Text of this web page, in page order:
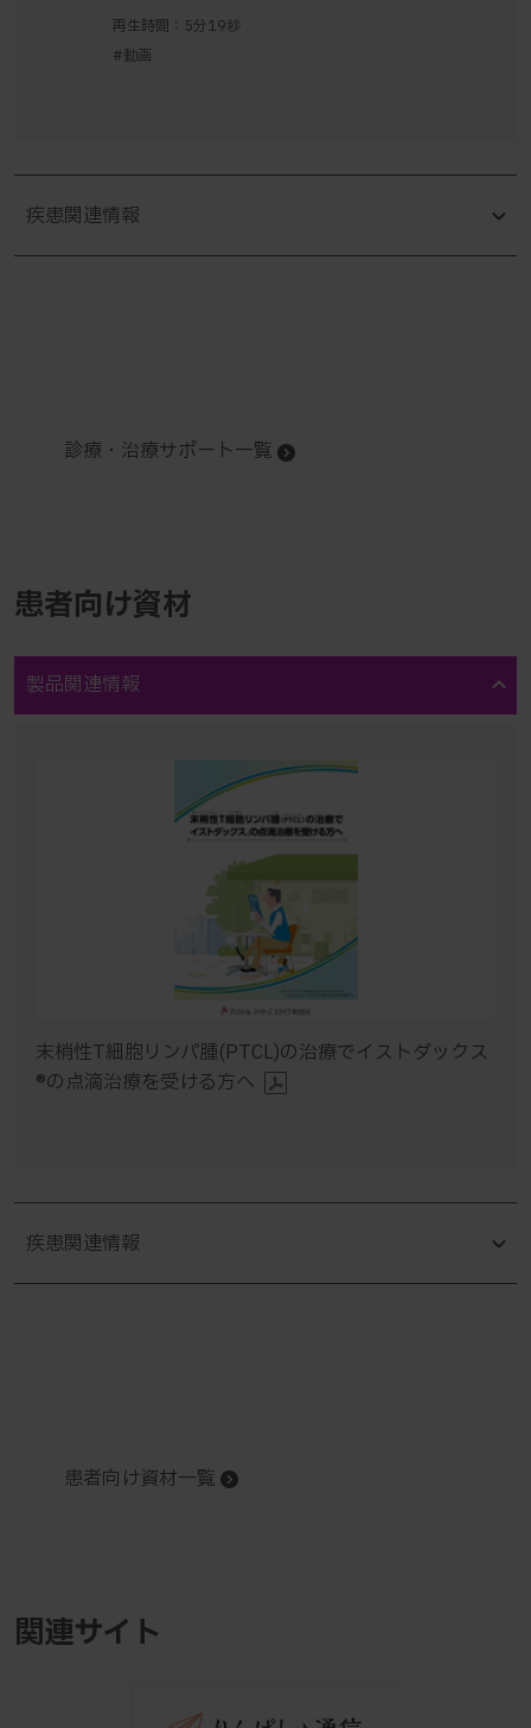
再生時間：5分19秒
#動画
疾患関連情報
診療・治療サポート一覧
患者向け資材
製品関連情報
末梢性T細胞リンパ腫(PTCL)の治療でイストダックス
®の点滴治療を受ける方へ
疾患関連情報
患者向け資材一覧
関連サイト